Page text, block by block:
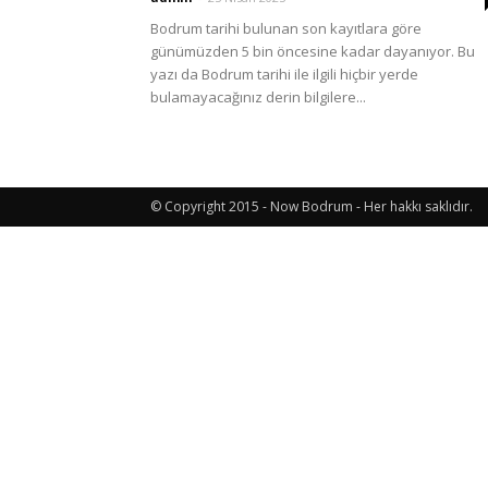
Etkinlik
Bodrum tarihi bulunan son kayıtlara göre
günümüzden 5 bin öncesine kadar dayanıyor. Bu
yazı da Bodrum tarihi ile ilgili hiçbir yerde
bulamayacağınız derin bilgilere...
© Copyright 2015 - Now Bodrum - Her hakkı saklıdır.